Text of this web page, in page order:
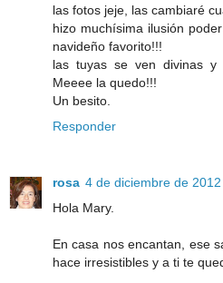
las fotos jeje, las cambiaré
hizo muchísima ilusión
navideño favorito!!!
las tuyas se ven divinas y
Meeee la quedo!!!
Un besito.
Responder
rosa 4 de diciembre de 2012
Hola Mary.
En casa nos encantan, ese
hace irresistibles y a ti te